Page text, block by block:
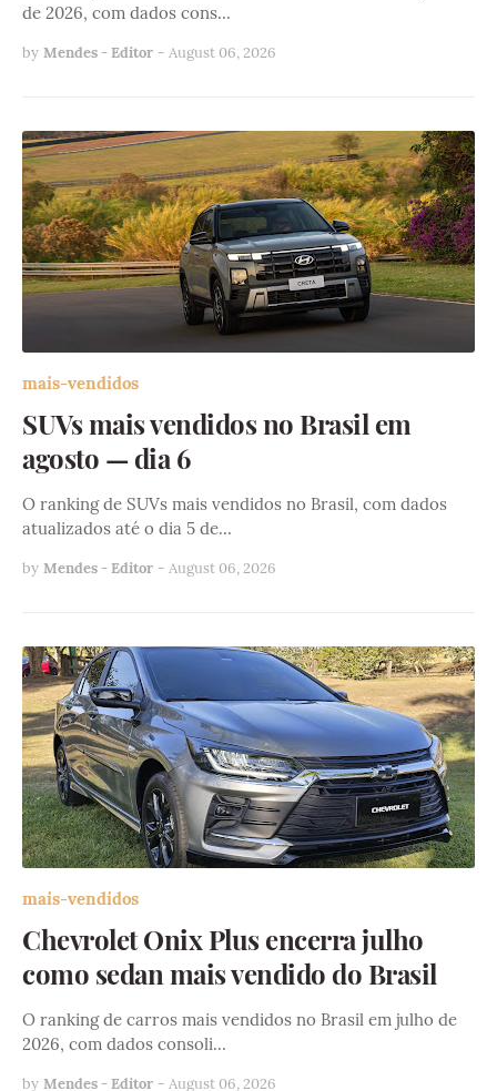
de 2026, com dados cons…
by Mendes - Editor - August 06, 2026
mais-vendidos
SUVs mais vendidos no Brasil em
agosto — dia 6
O ranking de SUVs mais vendidos no Brasil, com dados
atualizados até o dia 5 de…
by Mendes - Editor - August 06, 2026
mais-vendidos
Chevrolet Onix Plus encerra julho
como sedan mais vendido do Brasil
O ranking de carros mais vendidos no Brasil em julho de
2026, com dados consoli…
by Mendes - Editor - August 06, 2026